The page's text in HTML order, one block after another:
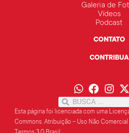
Galeria de
Vídeos
Podcast
CONTATO
CONTRIBUA
Esta página foi licenciada com uma
Commons. Atribuição – Uso Não Comercial